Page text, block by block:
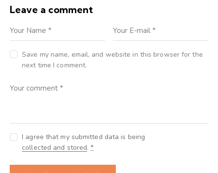
Leave a comment
Save my name, email, and website in this browser for the
next time I comment.
I agree that my submitted data is being
collected and stored.*